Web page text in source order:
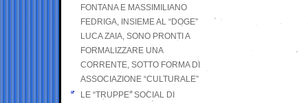
FONTANA E MASSIMILIANO
FEDRIGA, INSIEME AL “DOGE”
LUCA ZAIA, SONO PRONTI A
FORMALIZZARE UNA
CORRENTE, SOTTO FORMA DI
ASSOCIAZIONE “CULTURALE”
LE “TRUPPE” SOCIAL DI